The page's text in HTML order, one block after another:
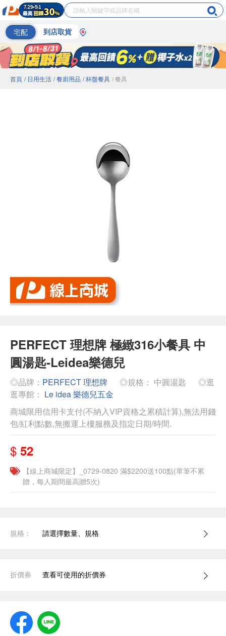
宅配 到店取貨
首頁 / 日用生活 / 餐廚用品 / 杯盤餐具 / 餐具
PERFECT 理想牌 極緻316小餐具 中
圓湯匙-Leidea樂德兒
◎品牌： PERFECT 理想牌 ◎規格： 中圓湯匙
◎逛
逛專館： Le idea 樂德兒五金
商城限用信用卡支付(不納入VIP資格之累積計算),無法用錢
包/紅利點數,無搬運上樓服務及指定日期/時間.
$ 52
【線上商城限定】_0729-0820 滿$2200送100點(單筆不累
贈，每人期間最高贈5次)
規格： 請選擇數量、規格
折價券 查看可使用的折價券